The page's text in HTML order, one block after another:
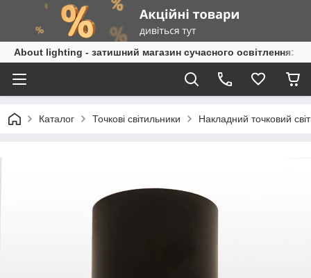
About lighting - затишний магазин сучасного освітлення:
Каталог Точкові світильники Накладний точковий